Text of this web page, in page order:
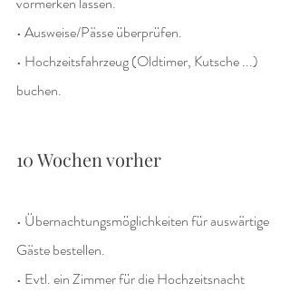
• Ausweise/Pässe überprüfen.
• Hochzeitsfahrzeug (Oldtimer, Kutsche ...)
buchen.
10 Wochen vorher
• Übernachtungsmöglichkeiten für auswärtige
Gäste bestellen.
• Evtl. ein Zimmer für die Hochzeitsnacht